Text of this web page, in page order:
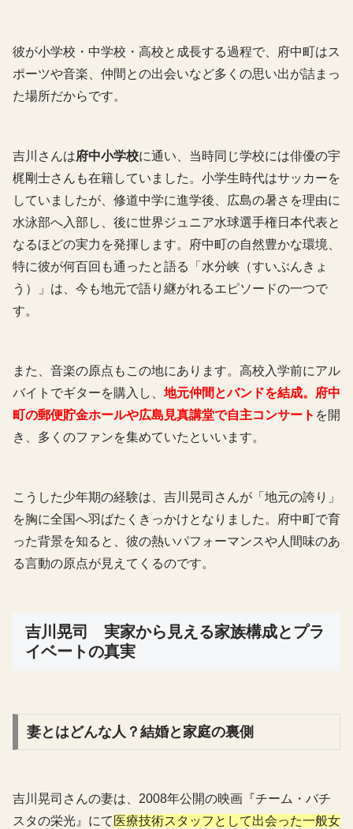
彼が小学校・中学校・高校と成長する過程で、府中町はス
ポーツや音楽、仲間との出会いなど多くの思い出が詰まっ
た場所だからです。
吉川さんは府中小学校に通い、当時同じ学校には俳優の宇
梶剛士さんも在籍していました。小学生時代はサッカーを
していましたが、修道中学に進学後、広島の暑さを理由に
水泳部へ入部し、後に世界ジュニア水球選手権日本代表と
なるほどの実力を発揮します。府中町の自然豊かな環境、
特に彼が何百回も通ったと語る「水分峡（すいぶんきょ
う）」は、今も地元で語り継がれるエピソードの一つで
す。
また、音楽の原点もこの地にあります。高校入学前にアル
バイトでギターを購入し、 地元仲間とバンドを結成。府中
町の郵便貯金ホールや広島見真講堂で自主コンサート を開
き、多くのファンを集めていたといいます。
こうした少年期の経験は、吉川晃司さんが「地元の誇り」
を胸に全国へ羽ばたくきっかけとなりました。府中町で育
った背景を知ると、彼の熱いパフォーマンスや人間味のあ
る言動の原点が見えてくるのです。
吉川晃司 実家から見える家族構成とプラ
イベートの真実
妻とはどんな人？結婚と家庭の裏側
吉川晃司さんの妻は、2008年公開の映画『チーム・バチ
スタの栄光』にて 医療技術スタッフとして出会った一般女